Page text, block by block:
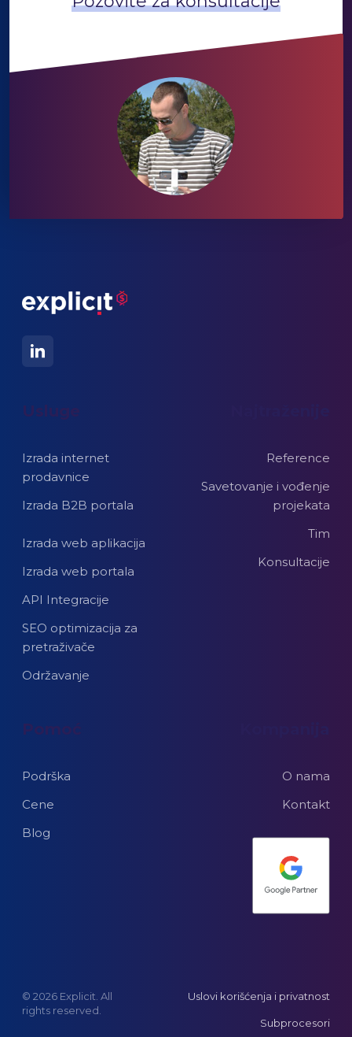
Usluge
Izrada internet
prodavnice
Izrada B2B portala
Izrada web aplikacija
Izrada web portala
API Integracije
SEO optimizacija za
pretraživače
Održavanje
Reference
Savetovanje i vođenje
projekata
Tim
Konsultacije
Pomoć
Podrška
Cene
Blog
O nama
Kontakt
© 2026 Explicit. All
rights reserved.
Uslovi korišćenja i privatnost
Subprocesori